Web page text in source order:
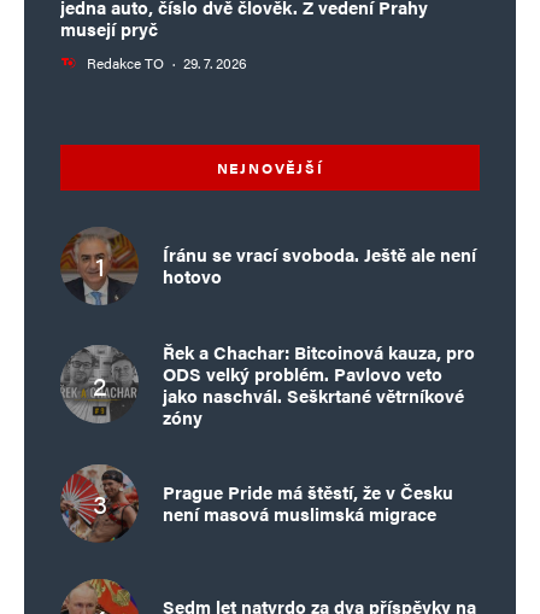
jedna auto, číslo dvě člověk. Z vedení Prahy
musejí pryč
Redakce TO · 29. 7. 2026
NEJNOVĚJŠÍ
Íránu se vrací svoboda. Ještě ale není
hotovo
Řek a Chachar: Bitcoinová kauza, pro
ODS velký problém. Pavlovo veto
jako naschvál. Seškrtané větrníkové
zóny
Prague Pride má štěstí, že v Česku
není masová muslimská migrace
Sedm let natvrdo za dva příspěvky na